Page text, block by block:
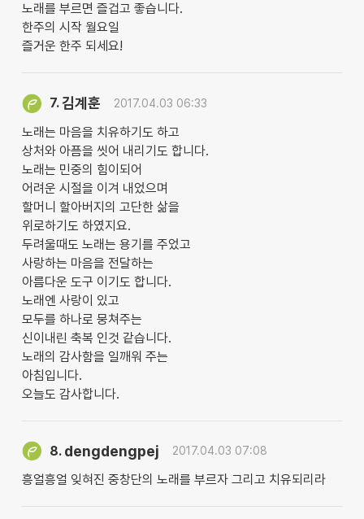
노래를 부르면 즐겁고 좋습니다.
한주의 시작 월요일
즐거운 한주 되세요!
7.김계훈 2017.04.03 06:33
노래는 마음을 치유하기도 하고
상처와 아픔을 씻어 내리기도 합니다.
노래는 민중의 힘이되어
어려운 시절을 이겨 내었으며
할머니 할아버지의 고단한 삶을
위로하기도 하였지요.
두려울때도 노래는 용기를 주었고
사랑하는 마음을 전달하는
아름다운 도구 이기도 합니다.
노래엔 사랑이 있고
모두를 하나로 뭉쳐주는
신이내린 축복 인것 같습니다.
노래의 감사함을 일깨워 주는
아침입니다.
오늘도 감사합니다.
8. dengdengpej 2017.04.03 07:08
흥얼흥얼 잊혀진 중창단의 노래를 부르자 그리고 치유되리라